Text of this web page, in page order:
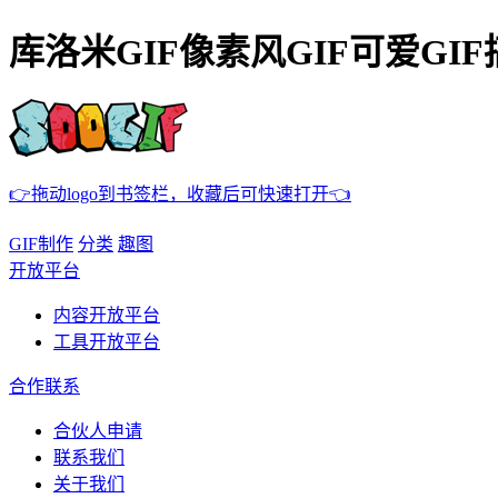
库洛米GIF像素风GIF可爱GIF
👉拖动logo到书签栏，收藏后可快速打开👈
GIF制作 分类 趣图
开放平台
内容开放平台
工具开放平台
合作联系
合伙人申请
联系我们
关于我们